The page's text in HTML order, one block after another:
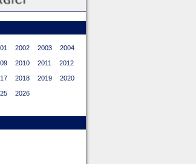
2002 2003 2004
2010 2011 2012
2018 2019 2020
2026